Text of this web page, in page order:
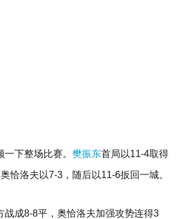
一下整场比赛。樊振东首局以11-4取得
恰洛夫以7-3，随后以11-6扳回一城。
战成8-8平，奥恰洛夫加强攻势连得3